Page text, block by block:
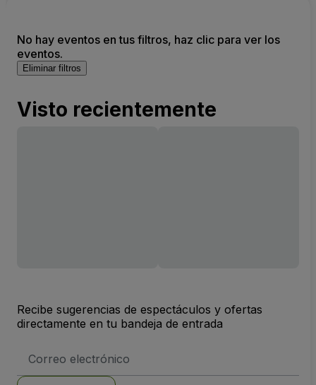
No hay eventos en tus filtros, haz clic para ver los
eventos.
Eliminar filtros
Visto recientemente
Recibe sugerencias de espectáculos y ofertas
directamente en tu bandeja de entrada
de